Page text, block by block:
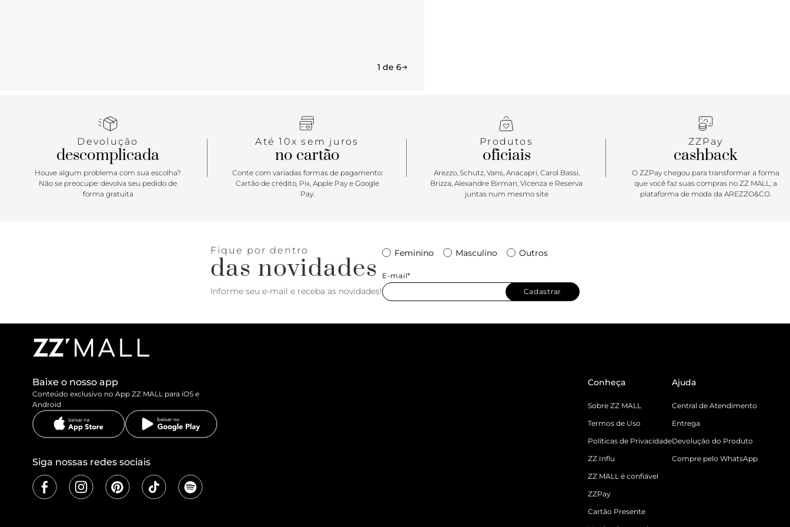
1 de 6
Devolução
descomplicada
Houve algum problema com sua escolha?
Não se preocupe: devolva seu pedido de
forma gratuita
Até 10x sem juros
no cartão
Conte com variadas formas de pagamento:
Cartão de crédito, Pix, Apple Pay e Google
Pay.
Produtos
oficiais
Arezzo, Schutz, Vans, Anacapri, Carol Bassi,
Brizza, Alexandre Birman, Vicenza e Reserva
juntas num mesmo site
ZZPay
cashback
O ZZPay chegou para transformar a forma
que você faz suas compras no ZZ MALL, a
plataforma de moda da AREZZO&CO.
Fique por dentro
das novidades
Informe seu e-mail e receba as novidades!
Feminino Masculino Outros
E-mail*
Cadastrar
Baixe o nosso app
Conteúdo exclusivo no App ZZ MALL para iOS e
Android
Siga nossas redes sociais
Conheça
Sobre ZZ MALL
Termos de Uso
Políticas de Privacidade
ZZ Influ
ZZ MALL é confiável
ZZPay
Cartão Presente
Ajuda
Central de Atendimento
Entrega
Devolução do Produto
Compre pelo WhatsApp